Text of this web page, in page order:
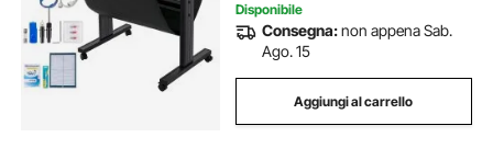
Disponibile
Consegna:non appena Sab.
Ago. 15
Aggiungi al carrello